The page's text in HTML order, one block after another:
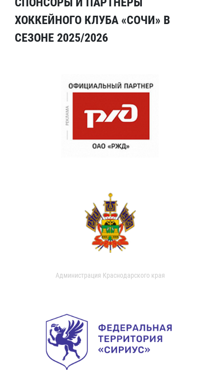
ХОККЕЙНОГО КЛУБА «СОЧИ» В
СЕЗОНЕ 2025/2026
Администрация Краснодарского края